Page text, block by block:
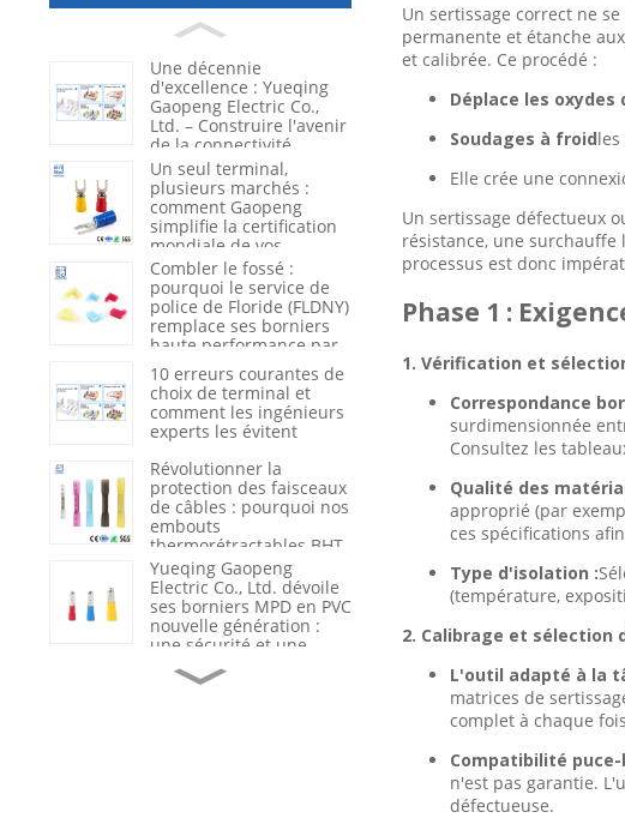
Une décennie
d'excellence : Yueqing
Gaopeng Electric Co.,
Ltd. – Construire l'avenir
de la connectivité
électrique
Un seul terminal,
plusieurs marchés :
comment Gaopeng
simplifie la certification
mondiale de vos
produits
Combler le fossé :
pourquoi le service de
police de Floride (FLDNY)
remplace ses borniers
haute performance par
du nylon 66 renforcé
10 erreurs courantes de
choix de terminal et
comment les ingénieurs
experts les évitent
Révolutionner la
protection des faisceaux
de câbles : pourquoi nos
embouts
thermorétractables BHT
sont la nouvelle
référence du secteur en
matière d’étanchéité et
d’isolation
Yueqing Gaopeng
Electric Co., Ltd. dévoile
ses borniers MPD en PVC
nouvelle génération :
une sécurité et une
efficacité redéfinies dans
le câblage industriel
Du fournisseur de
produits au partenaire
Un sertissage correct ne
permanente et étanche
et calibrée. Ce procédé :
Déplace les oxydes
Soudages à froid
Elle crée une
Un sertissage défectueux
résistance, une surchauffe
processus est donc
Phase 1 :
1. Vérification et
Correspondance
surdimensionnée
Consultez les
Qualité des
approprié (par
ces spécifications
Type d'isolation :
(température,
2. Calibrage et sélection
L'outil adapté à la
matrices de
complet à chaque
Compatibilité puce-
n'est pas garantie.
défectueuse.